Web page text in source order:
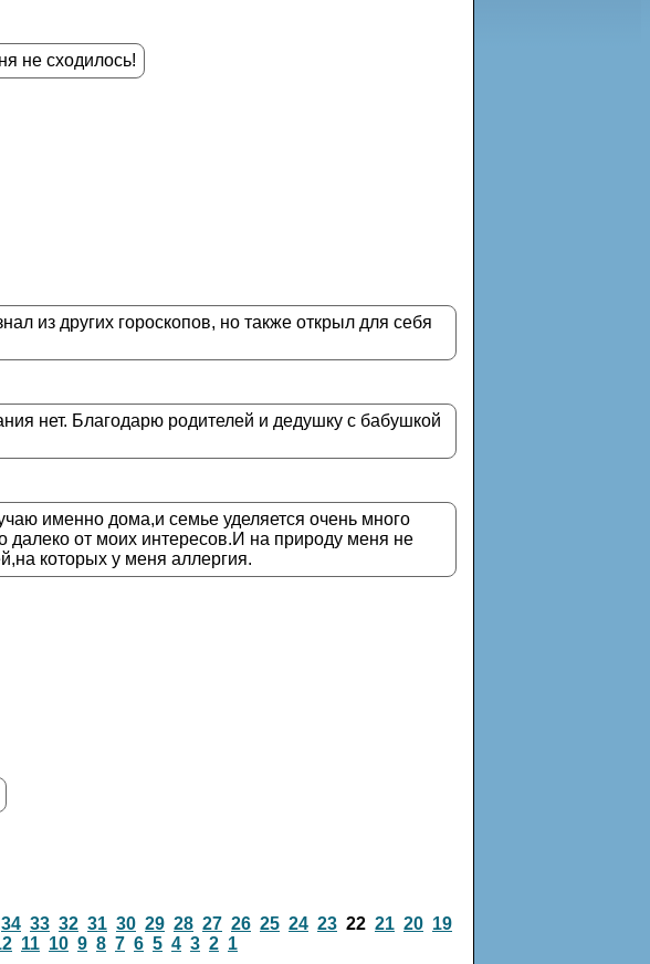
не сходилось!
из других гороскопов, но также открыл для себя
нет. Благодарю родителей и дедушку с бабушкой
именно дома,и семье уделяется очень много
далеко от моих интересов.И на природу меня не
которых у меня аллергия.
34 33 32 31 30 29 28 27 26 25 24 23 22 21 20 19
11 10 9 8 7 6 5 4 3 2 1